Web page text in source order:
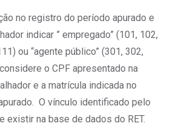
no registro do período apurado e
indicar ” empregado” (101, 102,
ou “agente público” (301, 302,
o CPF apresentado na
e a matrícula indicada no
O vínculo identificado pelo
existir na base de dados do RET.